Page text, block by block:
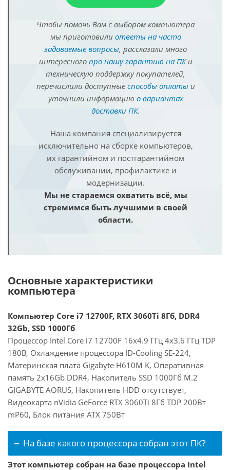
Чтобы помочь Вам с выбором компьютера
мы приготовили ответы на часто
задаваемые вопросы, рассказали много
интересного про нашу гарантию на ПКи
техническую поддержку покупателей,
перечислили доступные способы оплатыи
уточнили информацию о вариантах
доставки ПК.
Наша компания специализируется
исключительно на сборке компьютеров,
их гарантийном и постгарантийном
обслуживании, профилактике и
модернизации.
Мы не стараемся охватить всё, мы
стремимся быть лучшими в своей
области.
Основные характеристики
компьютера
Компьютер Core i7 12700F, RTX 3060Ti 8Гб, DDR4
32Gb, SSD 1000Гб
Процессор Intel Core i7 12700F 16x4.9 ГГц 4x3.6 ГГц TDP
180В, Охлаждение процессора ID-Cooling SE-224,
Материнская плата Gigabyte H610M K, Оперативная
память 2x16Gb DDR4, Накопитель SSD 1000Гб M.2
GIGABYTE AORUS, Накопитель HDD отсутствует,
Видеокарта nVidia GeForce RTX 3060Ti 8Гб TDP 200Вт
mP60, Блок питания ATX 750Вт
На базе какого процессора собран этот ПК?
Этот компьютер собран на базе процессора Intel